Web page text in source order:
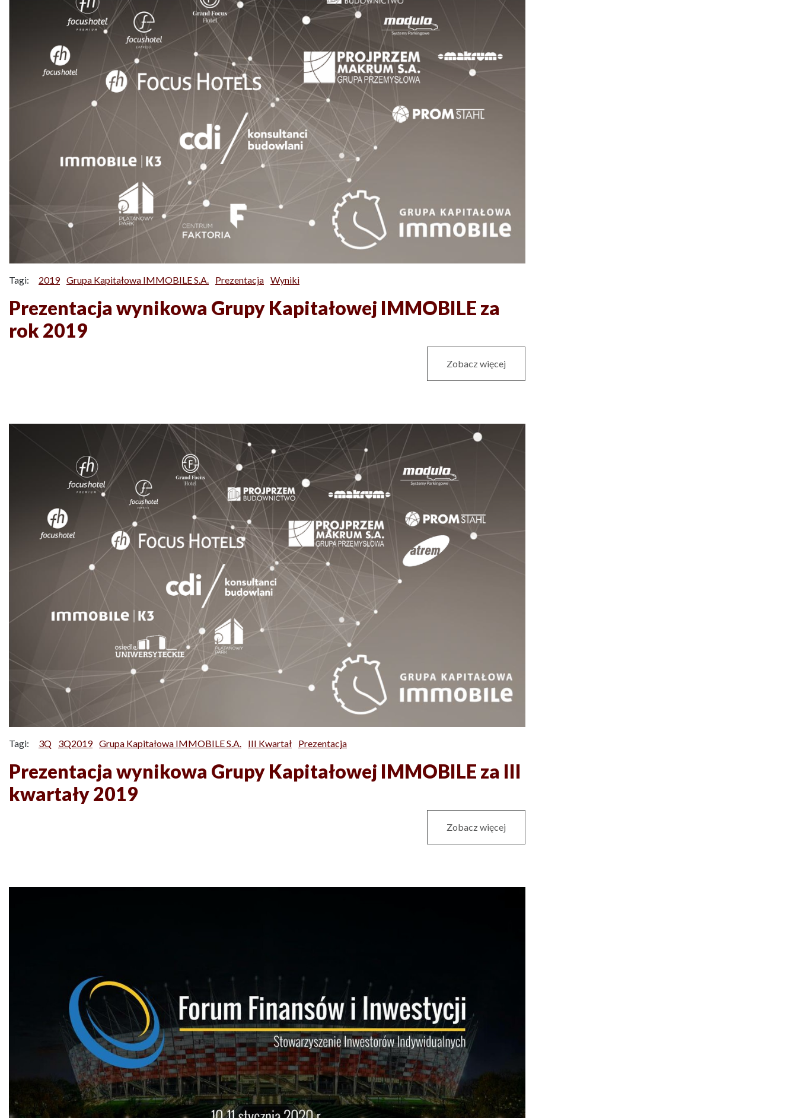
Tagi: 2019 Grupa Kapitałowa IMMOBILE S.A. Prezentacja Wyniki
Prezentacja wynikowa Grupy Kapitałowej IMMOBILE za
rok 2019
Zobacz więcej
Tagi: 3Q 3Q2019 Grupa Kapitałowa IMMOBILE S.A. III Kwartał Prezentacja
Prezentacja wynikowa Grupy Kapitałowej IMMOBILE za III
kwartały 2019
Zobacz więcej